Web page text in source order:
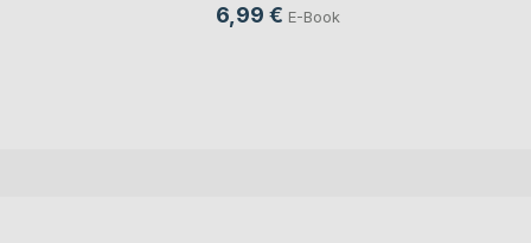
6,99 € E-Book